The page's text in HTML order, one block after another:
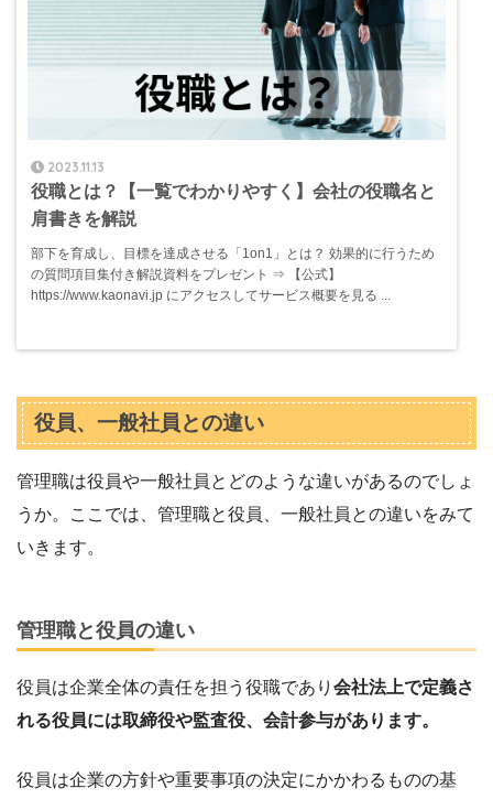
2023.11.13
役職とは？【一覧でわかりやすく】会社の役職名と
肩書きを解説
部下を育成し、目標を達成させる「1on1」とは？ 効果的に行うため
の質問項目集付き解説資料をプレゼント ⇒ 【公式】
https://www.kaonavi.jp にアクセスしてサービス概要を見る ...
役員、一般社員との違い
管理職は役員や一般社員とどのような違いがあるのでしょ
うか。ここでは、管理職と役員、一般社員との違いをみて
いきます。
管理職と役員の違い
役員は企業全体の責任を担う役職であり 会社法上で定義さ
れる役員には取締役や監査役、会計参与があります。
役員は企業の方針や重要事項の決定にかかわるものの基